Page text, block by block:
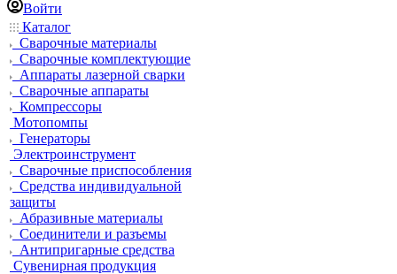
Войти
Каталог
Сварочные материалы
Сварочные комплектующие
Аппараты лазерной сварки
Сварочные аппараты
Компрессоры
Мотопомпы
Генераторы
Электроинструмент
Сварочные приспособления
Средства индивидуальной
защиты
Абразивные материалы
Соединители и разъемы
Антипригарные средства
Сувенирная продукция